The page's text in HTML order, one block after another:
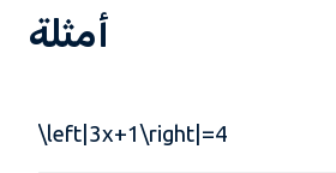
أمثلة
\left|3x+1\right|=4